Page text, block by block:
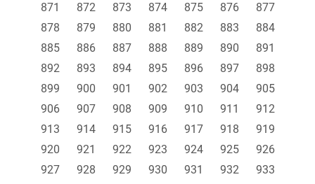
871
872 873 874 875 876
877
878
879 880 881 882 883
884
885
886 887 888 889 890
891
892
893 894 895 896 897
898
899
900 901 902 903 904
905
906
907 908 909 910 911
912
913
914 915 916 917 918
919
920
921 922 923 924 925
926
927
928 929 930 931 932
933